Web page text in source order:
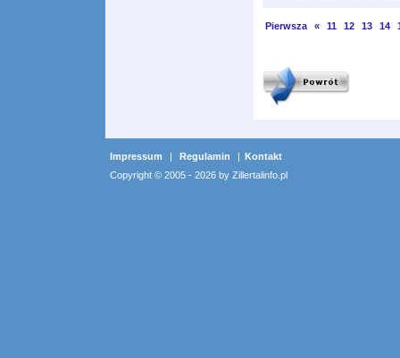
Pierwsza « 11 12 13 14
Impressum | Regulamin | Kontakt
Copyright © 2005 - 2026 by Zillertalinfo.pl